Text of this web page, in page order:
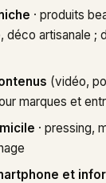
· produits
déco artisanale ;
(vidéo,
marques et
· pressing,
et